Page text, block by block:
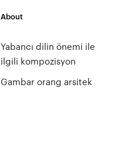
About
Yabancı dilin önemi ile
ilgili kompozisyon
Gambar orang arsitek